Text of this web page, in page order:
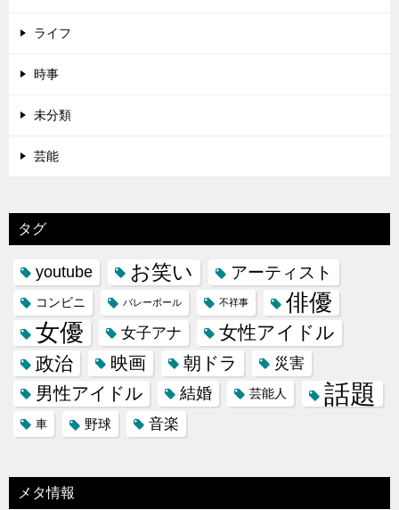
ライフ
時事
未分類
芸能
タグ
youtube お笑い アーティスト
コンビニ バレーボール 不祥事 俳優
女優 女子アナ 女性アイドル
政治 映画 朝ドラ 災害
男性アイドル 結婚 芸能人 話題
車 野球 音楽
メタ情報